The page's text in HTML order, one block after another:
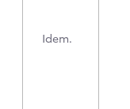
Idem.